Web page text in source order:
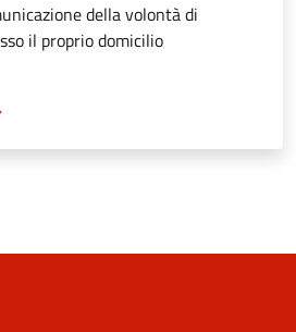
della volontà di
il proprio domicilio